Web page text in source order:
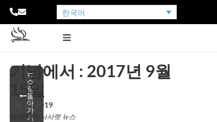
한국어
뉴
스
로
돌
아
가
기
기념에서 : 2017년 9월
15일
7월 10, 2019
에 의하여: 나사렛 뉴스